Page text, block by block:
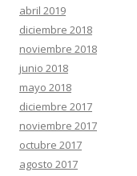
abril 2019
diciembre 2018
noviembre 2018
junio 2018
mayo 2018
diciembre 2017
noviembre 2017
octubre 2017
agosto 2017